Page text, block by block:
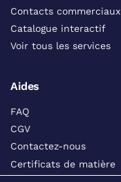
Contacts commerciaux
Catalogue interactif
Voir tous les services
Aides
FAQ
CGV
Contactez-nous
Certificats de matière